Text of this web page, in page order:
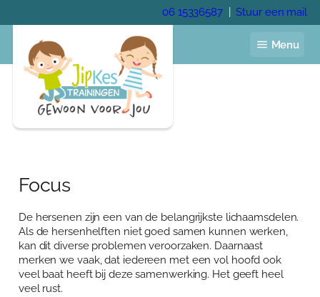
naar
inhoud
06 15336587|Stuur een mail
Menu
Voor gastouders
Trainingen
Veelgestelde vragen
Pedagogisch coach
Academie
Focus
De hersenen zijn een van de belangrijkste lichaamsdelen.
Als de hersenhelften niet goed samen kunnen werken,
kan dit diverse problemen veroorzaken. Daarnaast
merken we vaak, dat iedereen met een vol hoofd ook
veel baat heeft bij deze samenwerking. Het geeft heel
veel rust.